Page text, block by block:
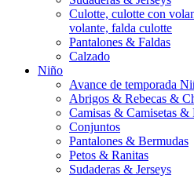
Culotte, culotte con
volante, falda culotte
Pantalones & Faldas
Calzado
Niño
Avance de temporada
Abrigos & Rebecas &
Camisas & Camisetas &
Conjuntos
Pantalones & Bermudas
Petos & Ranitas
Sudaderas & Jerseys